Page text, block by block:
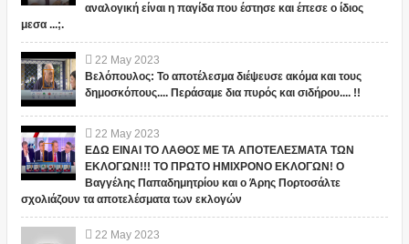
αναλογική είναι η παγίδα που έστησε και έπεσε ο ίδιος
μεσα ...;.
22 May 2023
Βελόπουλος: Το αποτέλεσμα διέψευσε ακόμα και τους
δημοσκόπους.... Περάσαμε δια πυρός και σιδήρου.... !!
22 May 2023
ΕΔΩ ΕΙΝΑΙ ΤΟ ΛΑΘΟΣ ΜΕ ΤΑ ΑΠΟΤΕΛΕΣΜΑΤΑ ΤΩΝ
ΕΚΛΟΓΩΝ!!! ΤΟ ΠΡΩΤΟ ΗΜΙΧΡΟΝΟ ΕΚΛΟΓΩΝ! Ο
Βαγγέλης Παπαδημητρίου και ο Άρης Πορτοσάλτε
σχολιάζουν τα αποτελέσματα των εκλογών
22 May 2023